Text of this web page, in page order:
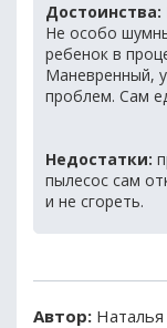
Достоинства:
Не особо
ребенок в
Маневренный,
проблем. Сам
Недостатки:
пылесос сам
и не сгореть.
Автор: Наталья